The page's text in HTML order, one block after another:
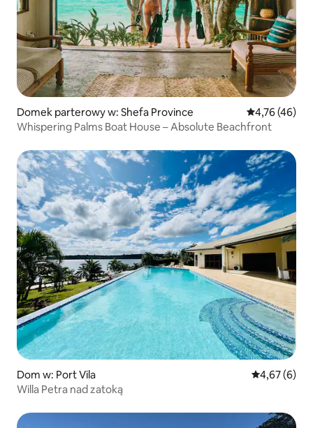
Domek parterowy w: Shefa Province Średnia
4,76 (46)
Whispering Palms Boat House – Absolute Beachfront
Dom w: Port Vila Średnia
4,67 (6)
Willa Petra nad zatoką